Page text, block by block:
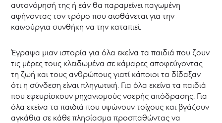
αυτονόμησή της ή εάν θα παραμείνει παγωμένη
αφήνοντας τον τρόμο που αισθάνεται για την
καινούργια συνθήκη να την καταπιεί.
Έγραψα μιαν ιστορία για όλα εκείνα τα παιδιά που ζουν
τις μέρες τους κλειδωμένα σε κάμαρες αποφεύγοντας
τη ζωή και τους ανθρώπους γιατί κάποιοι τα δίδαξαν
ότι η σύνδεση είναι πληγωτική. Για όλα εκείνα τα παιδιά
που εφευρίσκουν μηχανισμούς νοερής απόδρασης. Για
όλα εκείνα τα παιδιά που υψώνουν τοίχους και βγάζουν
αγκάθια σε κάθε πλησίασμα προσπαθώντας να